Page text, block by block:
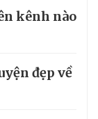
kênh nào
đẹp về